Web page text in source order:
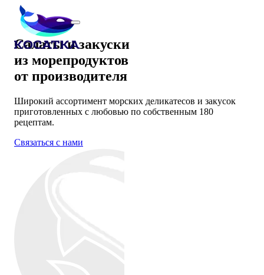
Салаты и закуски
из морепродуктов
от производителя
Широкий ассортимент морских деликатесов и закусок
приготовленных с любовью по собственным 180
рецептам.
Связаться с нами